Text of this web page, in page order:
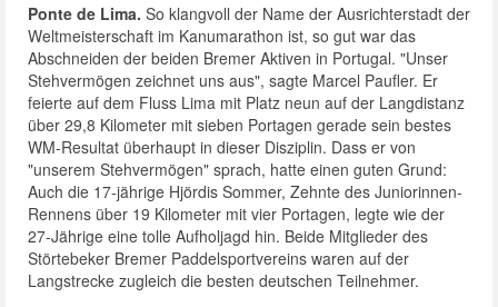
Ponte de Lima. So klangvoll der Name der Ausrichterstadt der
Weltmeisterschaft im Kanumarathon ist, so gut war das
Abschneiden der beiden Bremer Aktiven in Portugal. "Unser
Stehvermögen zeichnet uns aus", sagte Marcel Paufler. Er
feierte auf dem Fluss Lima mit Platz neun auf der Langdistanz
über 29,8 Kilometer mit sieben Portagen gerade sein bestes
WM-Resultat überhaupt in dieser Disziplin. Dass er von
"unserem Stehvermögen" sprach, hatte einen guten Grund:
Auch die 17-jährige Hjördis Sommer, Zehnte des Juniorinnen-
Rennens über 19 Kilometer mit vier Portagen, legte wie der
27-Jährige eine tolle Aufholjagd hin. Beide Mitglieder des
Störtebeker Bremer Paddelsportvereins waren auf der
Langstrecke zugleich die besten deutschen Teilnehmer.